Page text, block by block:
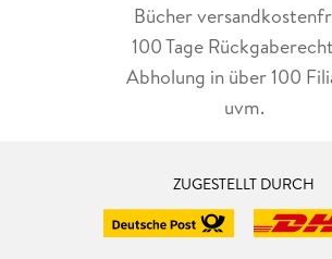
Bücher
100 Tage
Abholung in über 100
uvm.
ZUGESTELLT DURCH